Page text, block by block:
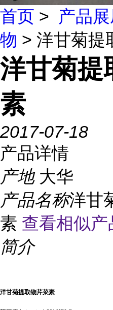
首页 > 产品
物 > 洋甘菊提
洋甘菊提
素
2017-07-18
产品详情
产地 大华
产品名称洋甘
素 查看相似
简介
洋甘菊提取物芹菜素